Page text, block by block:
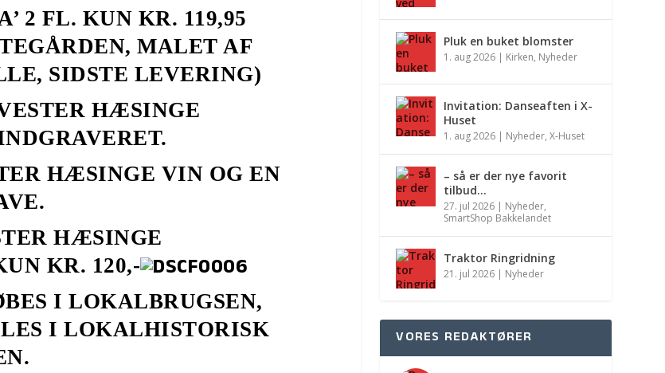
2 FL. KUN KR. 119,95
MALET AF
SIDSTE LEVERING)
HÆSINGE
HÆSINGE VIN OG EN
HÆSINGE
KR. 120,-
I LOKALBRUGSEN,
I LOKALHISTORISK
Pluk en buket blomster
1. aug 2026 | Kirken, Nyheder
Invitation: Danseaften i X-
Huset
1. aug 2026 | Nyheder,X-Huset
– så er der nye favorit
tilbud…
27. jul 2026 | Nyheder,
SmartShop Bakkelandet
Traktor Ringridning
21. jul 2026 | Nyheder
VORES REDAKTØRER